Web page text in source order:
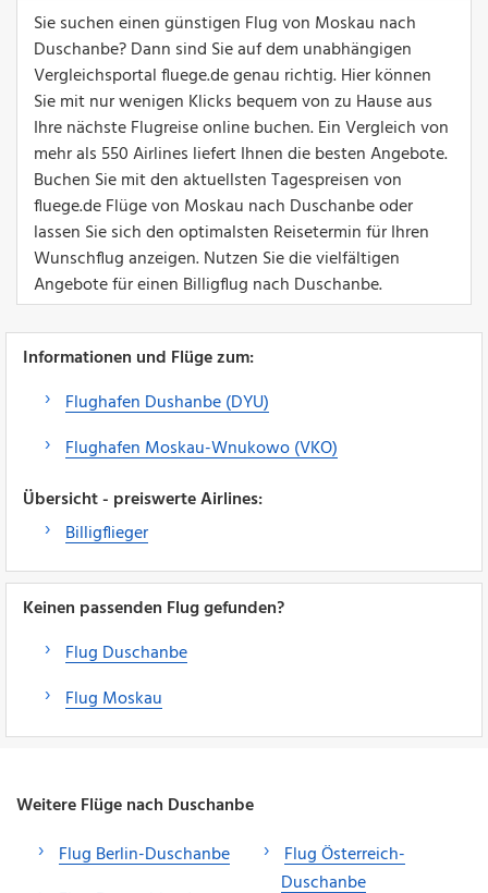
Sie suchen einen günstigen Flug von Moskau nach
Duschanbe? Dann sind Sie auf dem unabhängigen
Vergleichsportal fluege.de genau richtig. Hier können
Sie mit nur wenigen Klicks bequem von zu Hause aus
Ihre nächste Flugreise online buchen. Ein Vergleich von
mehr als 550 Airlines liefert Ihnen die besten Angebote.
Buchen Sie mit den aktuellsten Tagespreisen von
fluege.de Flüge von Moskau nach Duschanbe oder
lassen Sie sich den optimalsten Reisetermin für Ihren
Wunschflug anzeigen. Nutzen Sie die vielfältigen
Angebote für einen Billigflug nach Duschanbe.
Informationen und Flüge zum:
Flughafen Dushanbe (DYU)
Flughafen Moskau-Wnukowo (VKO)
Übersicht - preiswerte Airlines:
Billigflieger
Keinen passenden Flug gefunden?
Flug Duschanbe
Flug Moskau
Weitere Flüge nach Duschanbe
Flug Berlin-Duschanbe
Flug Österreich-
Duschanbe